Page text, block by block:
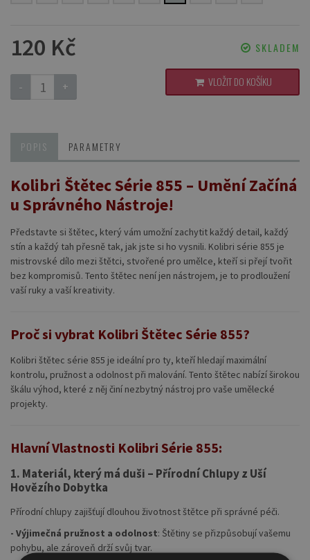
120 Kč SKLADEM
- + VLOŽIT DO KOŠÍKU
POPIS PARAMETRY
Kolibri Štětec Série 855 – Umění Začíná
u Správného Nástroje!
Představte si štětec, který vám umožní zachytit každý detail, každý
stín a každý tah přesně tak, jak jste si ho vysnili. Kolibri série 855 je
mistrovské dílo mezi štětci, stvořené pro umělce, kteří si přejí tvořit
bez kompromisů. Tento štětec není jen nástrojem, je to prodloužení
vaší ruky a vaší kreativity.
Proč si vybrat Kolibri Štětec Série 855?
Kolibri štětec série 855 je ideální pro ty, kteří hledají maximální
kontrolu, pružnost a odolnost při malování. Tento štětec nabízí širokou
škálu výhod, které z něj činí nezbytný nástroj pro vaše umělecké
projekty.
Hlavní Vlastnosti Kolibri Série 855:
1. Materiál, který má duši – Přírodní Chlupy z Uší
Hovězího Dobytka
Přírodní chlupy zajišťují dlouhou životnost štětce při správné péči.
- Výjimečná pružnost a odolnost: Štětiny se přizpůsobují vašemu
pohybu, ale zároveň drží svůj tvar.